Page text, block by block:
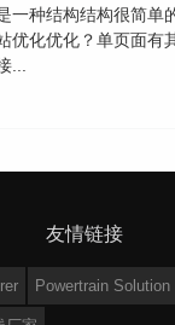
一种结构结构很简单
优化优化？单页面有
...
友情链接
Powertrain